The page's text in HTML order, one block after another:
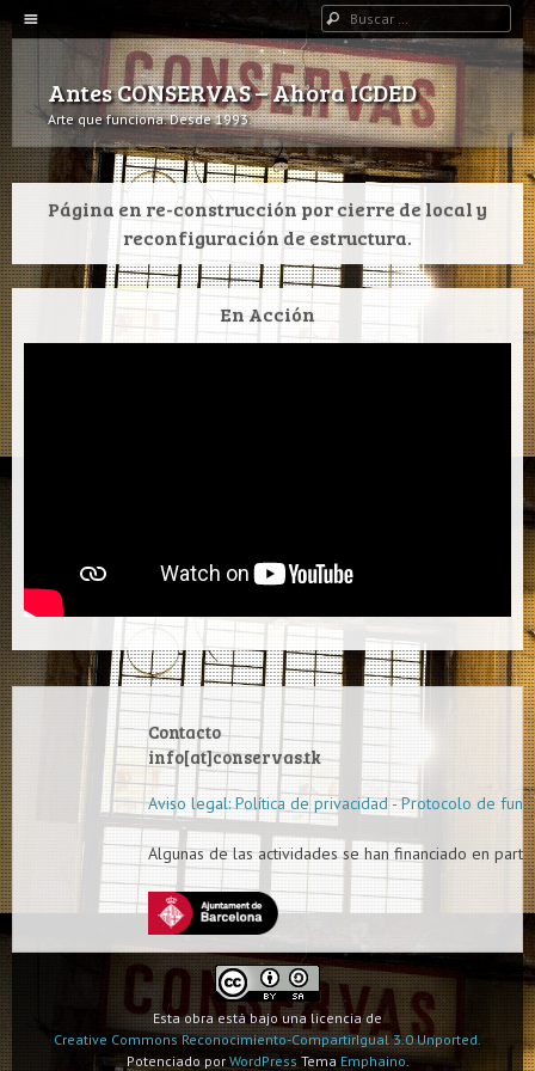
IR AL CONTENIDO
Buscar
Antes CONSERVAS – Ahora ICDED
Arte que funciona. Desde 1993.
Página en re-construcción por cierre de local y
reconfiguración de estructura.
En Acción
Contacto
info[at]conservas.tk
Aviso legal: Política de privacidad - Protocolo de
Algunas de las actividades se han financiado en
Esta obra está bajo una licencia de
Creative Commons Reconocimiento-CompartirIgual 3.0 Unported.
Potenciado por WordPress Tema Emphaino.